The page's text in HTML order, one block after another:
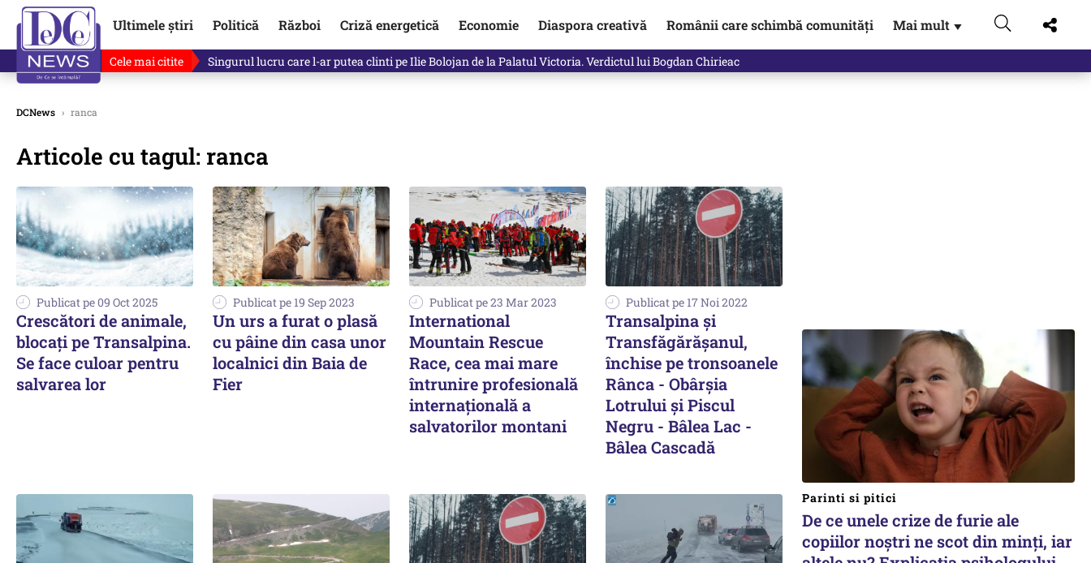
Ultimele știri Politică Război Criză energetică Economie Diaspora creativă Românii care schimbă comunități Mai mult ▼
Cele mai citite Singurul lucru care l-ar putea clinti pe Ilie Bolojan de la Palatul Victoria. Verdictul lui Bogdan Chirieac
DCNews › ranca
Articole cu tagul: ranca
Publicat pe 09 Oct 2025
Crescători de animale,
blocați pe Transalpina.
Se face culoar pentru
salvarea lor
Publicat pe 19 Sep 2023
Un urs a furat o plasă
cu pâine din casa unor
localnici din Baia de
Fier
Publicat pe 23 Mar 2023
International
Mountain Rescue
Race, cea mai mare
întrunire profesională
internațională a
salvatorilor montani
Publicat pe 17 Noi 2022
Transalpina şi
Transfăgărăşanul,
închise pe tronsoanele
Rânca - Obârşia
Lotrului şi Piscul
Negru - Bâlea Lac -
Bâlea Cascadă
Parinti si pitici
De ce unele crize de furie ale
copiilor noștri ne scot din minți, iar